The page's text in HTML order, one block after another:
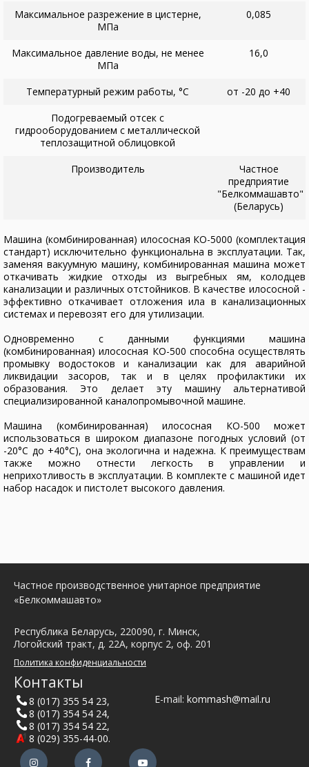
Максимальное разрежение в цистерне,
МПа
0,085
Максимальное давление воды, не менее
МПа
16,0
Температурный режим работы, °С
от -20 до +40
Подогреваемый отсек с
гидрооборудованием с металлической
теплозащитной облицовкой
Производитель
Частное
предприятие
"Белкоммашавто"
(Беларусь)
Машина (комбинированная) илососная КО-5000 (комплектация
стандарт) исключительно функциональна в эксплуатации. Так,
заменяя вакуумную машину, комбинированная машина может
откачивать жидкие отходы из выгребных ям, колодцев
канализации и различных отстойников. В качестве илососной -
эффективно откачивает отложения ила в канализационных
системах и перевозят его для утилизации.
Одновременно с данными функциями машина
(комбинированная) илососная КО-500 способна осуществлять
промывку водостоков и канализации как для аварийной
ликвидации засоров, так и в целях профилактики их
образования. Это делает эту машину альтернативой
специализированной каналопромывочной машине.
Машина (комбинированная) илососная КО-500 может
использоваться в широком диапазоне погодных условий (от
-20°С до +40°С), она экологична и надежна. К преимуществам
также можно отнести легкость в управлении и
неприхотливость в эксплуатации. В комплекте с машиной идет
набор насадок и пистолет высокого давления.
Частное производственное унитарное предприятие
«Белкоммашавто»
Республика Беларусь, 220090, г. Минск,
Логойский тракт, д. 22А, корпус 2, оф. 201
Политика конфиденциальности
Контакты
8 (017) 355 54 23,
8 (017) 354 54 24,
8 (017) 354 54 22,
8 (029) 355-44-00.
E-mail: kommash@mail.ru